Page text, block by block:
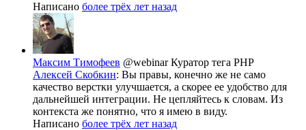
Написано более трёх лет назад
Максим Тимофеев @webinarКуратор тега PHP
Алексей Скобкин: Вы правы, конечно же не само
качество верстки улучшается, а скорее ее удобство для
дальнейшей интеграции. Не цепляйтесь к словам. Из
контекста же понятно, что я имею в виду.
Написано более трёх лет назад